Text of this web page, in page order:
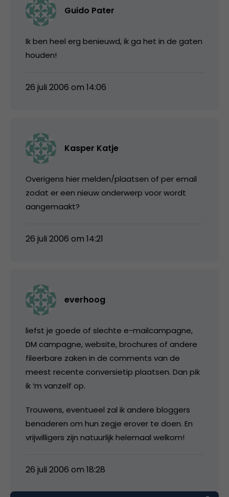
Guido Pater
Ik ben heel erg benieuwd, ik ga het in de gaten
houden!
26 juli 2006 om 14:06
Kasper Katje
Overigens hier melden/plaatsen of per email
zodat er een nieuw onderwerp voor wordt
aangemaakt?
26 juli 2006 om 14:21
everhoog
liefst je goede of slechte e-mailcampagne,
DM campagne, website, brochures of andere
fileerbare zaken in de comments van de
meest recente conversietip plaatsen. Dan pik
ik ‘m vanzelf op.
Trouwens, eventueel zal ik andere bloggers
benaderen om hun zegje erover te doen. En
vrijwilligers zijn natuurlijk helemaal welkom!
26 juli 2006 om 18:28